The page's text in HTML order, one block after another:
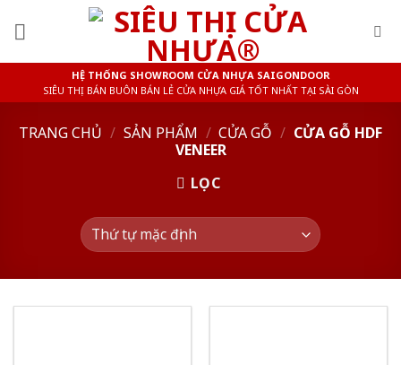
HỆ THỐNG SHOWROOM CỬA NHỰA SAIGONDOOR
SIÊU THỊ BÁN BUÔN BÁN LẺ CỬA NHỰA GIÁ TỐT NHẤT TẠI SÀI GÒN
TRANG CHỦ / SẢN PHẨM / CỬA GỖ / CỬA GỖ HDF
VENEER
LỌC